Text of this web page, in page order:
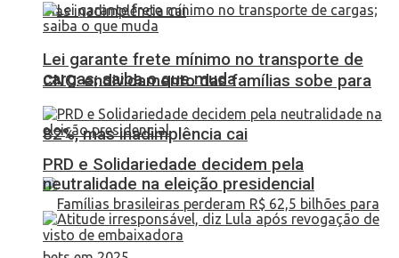
CNC: endividamento das famílias sobe para
82%, mas inadimplência cai
Lei garante frete mínimo no transporte de
cargas; saiba o que muda
PRD e Solidariedade decidem pela
neutralidade na eleição presidencial